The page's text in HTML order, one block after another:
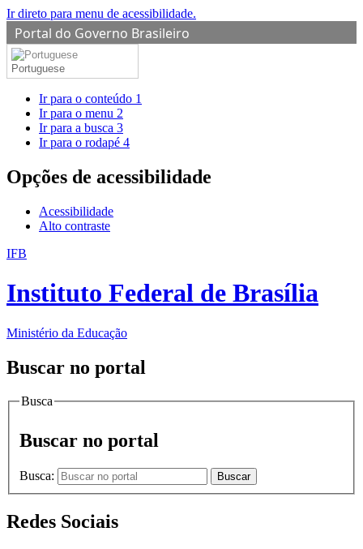
Ir direto para menu de acessibilidade.
Portal do Governo Brasileiro
Portuguese
Ir para o conteúdo 1
Ir para o menu 2
Ir para a busca 3
Ir para o rodapé 4
Opções de acessibilidade
Acessibilidade
Alto contraste
IFB
Instituto Federal de Brasília
Ministério da Educação
Buscar no portal
Busca
Buscar no portal
Busca: Buscar
Redes Sociais